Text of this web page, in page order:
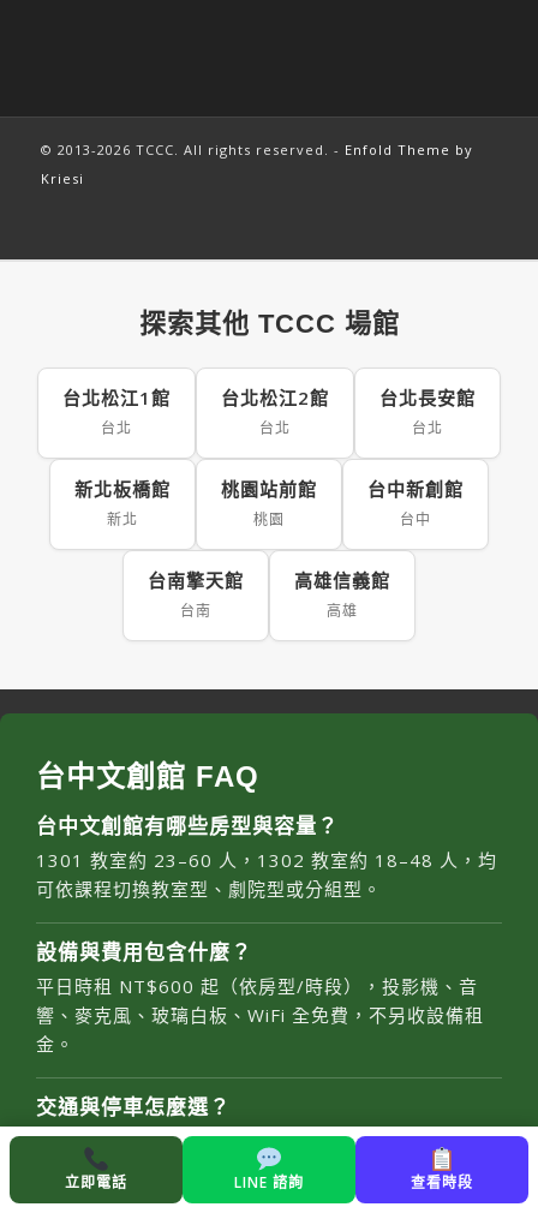
© 2013-2026 TCCC. All rights reserved. - Enfold Theme by
Kriesi
探索其他 TCCC 場館
台北松江1館
台北
台北松江2館
台北
台北長安館
台北
新北板橋館
新北
桃園站前館
桃園
台中新創館
台中
台南擎天館
台南
高雄信義館
高雄
台中文創館 FAQ
台中文創館有哪些房型與容量？
1301 教室約 23–60 人，1302 教室約 18–48 人，均
可依課程切換教室型、劇院型或分組型。
設備與費用包含什麼？
平日時租 NT$600 起（依房型/時段），投影機、音
響、麥克風、玻璃白板、WiFi 全免費，不另收設備租
金。
交通與停車怎麼選？
位於台灣大道與五權路口，茄苳腳公車站步行 3–5 分
鐘；周邊有 CITY PARKING 五權博館/日興站等多處停
車場，步行 1–3 分鐘可達。
立即電話 LINE 諮詢 查看時段